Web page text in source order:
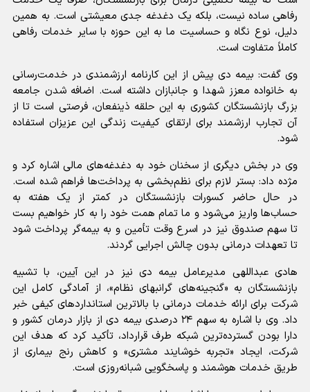
رفاهی ساده نیست، بلکه یک دغدغه جدی معیشتی است. به همین
دلیل، نوع نگاه و حساسیت ما به این حوزه با سایر خدمات رفاهی
کاملاً متفاوت است.
وی گفت: بیمه دی پیش از این کارنامه ارزشمندی در خدمت‌رسانی
به خانواده معزز شهدا و جانبازان داشته است. اضافه شدن جامعه
بزرگ بازنشستگان کشوری به این حلقه ذینفعان، فرصتی است تا از
آن تجارب ارزشمند برای ارتقای کیفیت زندگی این عزیزان استفاده
شود.
وی در بخش دیگری از سخنان خود به دغدغه‌های مالی اشاره کرد و
مژده داد: بستر لازم برای نظم‌بخشی به پرداخت‌ها فراهم شده است.
در حال حاضر کسورات بازنشستگان در کمتر از یک هفته به
حساب‌ها واریز می‌شود و ما تمام همت خود را به کار خواهیم بست
تا سهم صندوق نیز در اسرع وقت تأمین و به بیمه‌گر پرداخت شود
تا تعهدات درمانی بدون چالش اجرایی گردند.
هادی عبداللهی مدیرعامل بیمه دی نیز در این آیین، با تشبیه
بازنشستگان به «گنجینه‌های گرانبهای نظام»، از آمادگی کامل این
شرکت برای ارائه خدمات درمانی با بالاترین استانداردهای کیفی خبر
داد. وی با اشاره به سهم ۲۴ درصدی بیمه دی از بازار درمان کشور و
دارا بودن گسترده‌ترین شبکه طرف قرارداد، تأکید کرد که هدف این
شرکت، ایجاد «تجربه خوشایند مشتری» و کاهش رنج بیماری از
طریق خدمات هوشمند و پاسخگویی شبانه‌روزی است.